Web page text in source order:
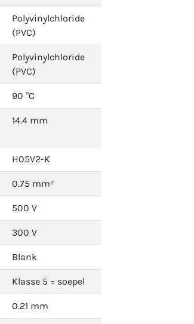
Polyvinylchloride
(PVC)
Polyvinylchloride
(PVC)
90 °C
14.4 mm
H05V2-K
0.75 mm²
500 V
300 V
Blank
Klasse 5 = soepel
0.21 mm